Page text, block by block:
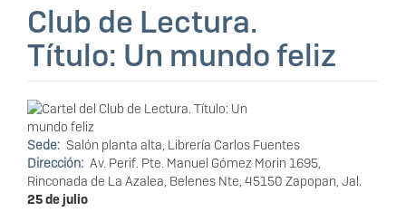
Club de Lectura.
Título: Un mundo feliz
Sede
Salón planta alta, Librería Carlos Fuentes
Dirección Av. Perif. Pte. Manuel Gómez Morin 1695,
Rinconada de La Azalea, Belenes Nte, 45150 Zapopan, Jal.
25 de julio